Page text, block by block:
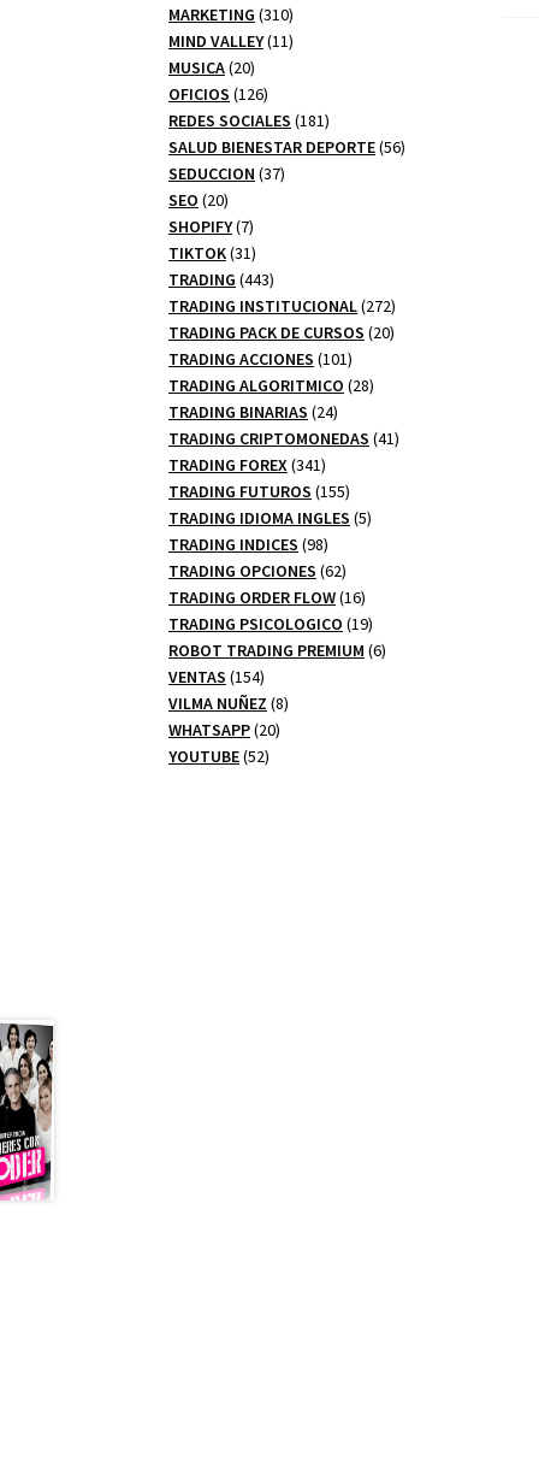
MARKETING 310310
productos
MIND VALLEY 1111
MUSICA 2020
productos
OFICIOS 126126
productos
REDES SOCIALES 181181
productos
SALUD BIENESTAR DEPORTE 5656
SEDUCCION 3737
SEO 2020
productos
SHOPIFY 77
productos
TIKTOK 3131
productos
TRADING 443443
productos
TRADING INSTITUCIONAL 272272
productos
TRADING PACK DE CURSOS 2020
TRADING ACCIONES 101101
productos
TRADING ALGORITMICO 2828
TRADING BINARIAS 2424
productos
TRADING CRIPTOMONEDAS 4141
TRADING FOREX 341341
productos
TRADING FUTUROS 155155
productos
TRADING IDIOMA INGLES 55
TRADING INDICES 9898
productos
TRADING OPCIONES 6262
productos
TRADING ORDER FLOW 1616
productos
TRADING PSICOLOGICO 1919
productos
ROBOT TRADING PREMIUM 66
VENTAS 154154
productos
VILMA NUÑEZ 88
WHATSAPP 2020
YOUTUBE 5252